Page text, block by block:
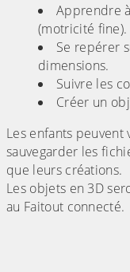
Apprendre
(motricité fine).
Se repérer
dimensions.
Suivre les
Créer un
Les enfants peuvent
sauvegarder les
que leurs créations.
Les objets en 3D
au Faitout connecté.